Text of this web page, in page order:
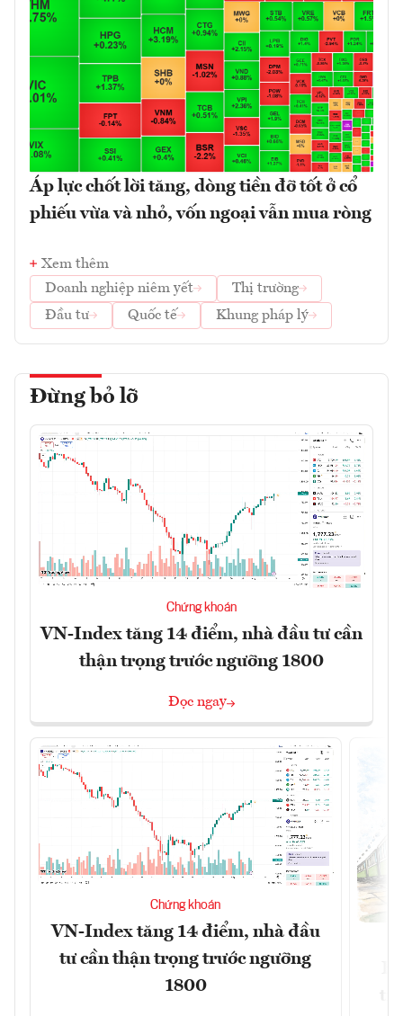
Áp lực chốt lời tăng, dòng tiền đỡ tốt ở cổ
phiếu vừa và nhỏ, vốn ngoại vẫn mua ròng
Xem thêm
Doanh nghiệp niêm yết
Thị trường
Đầu tư
Quốc tế Khung pháp lý
Đừng bỏ lỡ
Chứng khoán
VN-Index tăng 14 điểm, nhà đầu tư cần
thận trọng trước ngưỡng 1800
Đọc ngay
Chứng khoán
VN-Index tăng 14 điểm, nhà đầu
tư cần thận trọng trước ngưỡng
1800